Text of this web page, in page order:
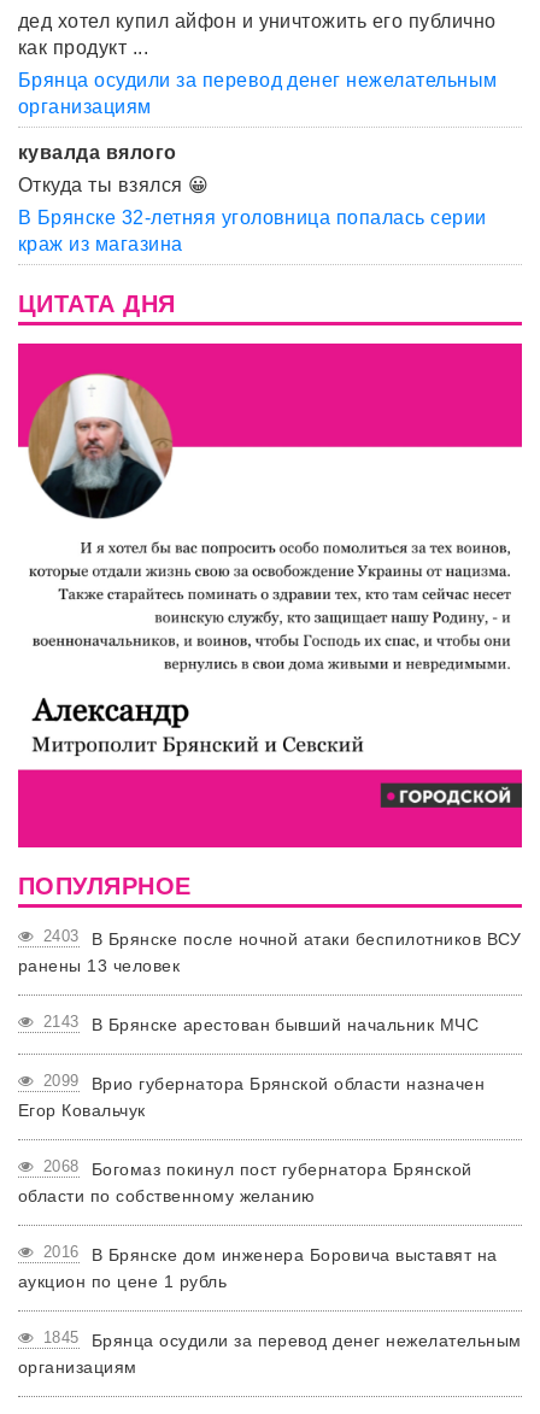
дед хотел купил айфон и уничтожить его публично
как продукт ...
Брянца осудили за перевод денег нежелательным
организациям
кувалда вялого
Откуда ты взялся 😀
В Брянске 32-летняя уголовница попалась серии
краж из магазина
ЦИТАТА ДНЯ
ПОПУЛЯРНОЕ
2403
В Брянске после ночной атаки беспилотников ВСУ
ранены 13 человек
2143 В Брянске арестован бывший начальник МЧС
2099
Врио губернатора Брянской области назначен
Егор Ковальчук
2068
Богомаз покинул пост губернатора Брянской
области по собственному желанию
2016
В Брянске дом инженера Боровича выставят на
аукцион по цене 1 рубль
1845
Брянца осудили за перевод денег нежелательным
организациям